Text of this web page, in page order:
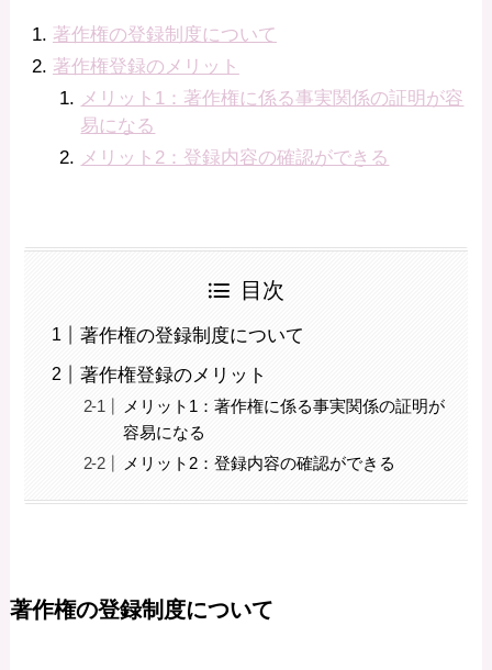
著作権の登録制度について
著作権登録のメリット
メリット1：著作権に係る事実関係の証明が容
易になる
メリット2：登録内容の確認ができる
目次
著作権の登録制度について
著作権登録のメリット
メリット1：著作権に係る事実関係の証明が
容易になる
メリット2：登録内容の確認ができる
著作権の登録制度について